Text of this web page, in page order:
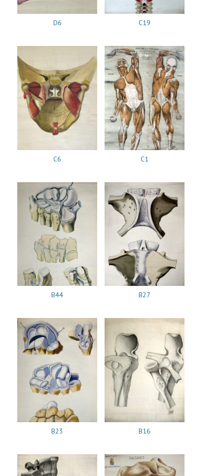
D6 C19
C6 C1
B44 B27
B23 B16